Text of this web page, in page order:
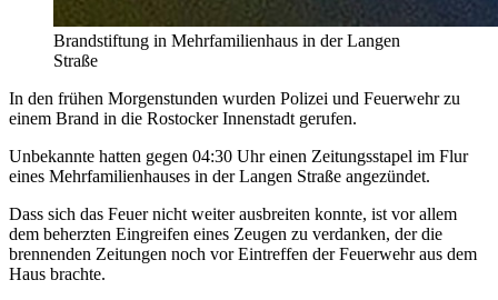
Brandstiftung in Mehrfamilienhaus in der Langen
Straße
In den frühen Morgenstunden wurden Polizei und Feuerwehr zu
einem Brand in die Rostocker Innenstadt gerufen.
Unbekannte hatten gegen 04:30 Uhr einen Zeitungsstapel im Flur
eines Mehrfamilienhauses in der Langen Straße angezündet.
Dass sich das Feuer nicht weiter ausbreiten konnte, ist vor allem
dem beherzten Eingreifen eines Zeugen zu verdanken, der die
brennenden Zeitungen noch vor Eintreffen der Feuerwehr aus dem
Haus brachte.